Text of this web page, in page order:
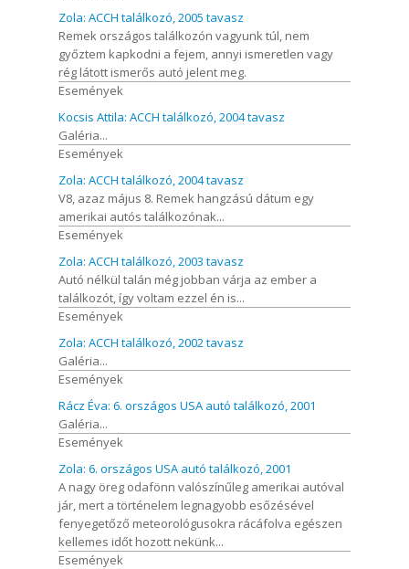
Zola: ACCH találkozó, 2005 tavasz
Remek országos találkozón vagyunk túl, nem
győztem kapkodni a fejem, annyi ismeretlen vagy
rég látott ismerős autó jelent meg.
Események
Kocsis Attila: ACCH találkozó, 2004 tavasz
Galéria...
Események
Zola: ACCH találkozó, 2004 tavasz
V8, azaz május 8. Remek hangzású dátum egy
amerikai autós találkozónak...
Események
Zola: ACCH találkozó, 2003 tavasz
Autó nélkül talán még jobban várja az ember a
találkozót, így voltam ezzel én is...
Események
Zola: ACCH találkozó, 2002 tavasz
Galéria...
Események
Rácz Éva: 6. országos USA autó találkozó, 2001
Galéria...
Események
Zola: 6. országos USA autó találkozó, 2001
A nagy öreg odafönn valószínűleg amerikai autóval
jár, mert a történelem legnagyobb esőzésével
fenyegetőző meteorológusokra rácáfolva egészen
kellemes időt hozott nekünk...
Események